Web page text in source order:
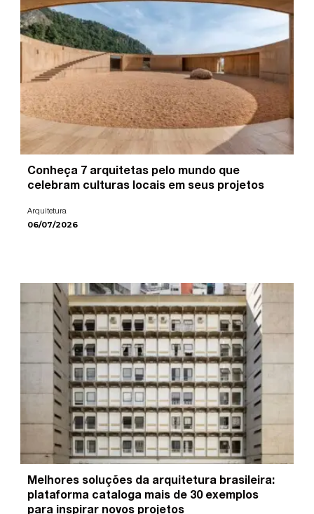
Conheça 7 arquitetas pelo mundo que
celebram culturas locais em seus projetos
Arquitetura
06/07/2026
Melhores soluções da arquitetura brasileira:
plataforma cataloga mais de 30 exemplos
para inspirar novos projetos